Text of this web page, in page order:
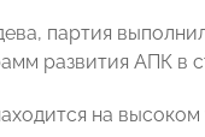
партия
развития АПК в
на